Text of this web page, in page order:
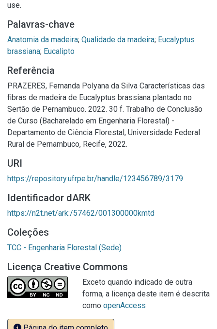
use.
Palavras-chave
Anatomia da madeira; Qualidade da madeira; Eucalyptus
brassiana; Eucalipto
Referência
PRAZERES, Fernanda Polyana da Silva Características das
fibras de madeira de Eucalyptus brassiana plantado no
Sertão de Pernambuco. 2022. 30 f. Trabalho de Conclusão
de Curso (Bacharelado em Engenharia Florestal) -
Departamento de Ciência Florestal, Universidade Federal
Rural de Pernambuco, Recife, 2022.
URI
https://repository.ufrpe.br/handle/123456789/3179
Identificador dARK
https://n2t.net/ark:/57462/001300000kmtd
Coleções
TCC - Engenharia Florestal (Sede)
Licença Creative Commons
Exceto quando indicado de outra
forma, a licença deste item é descrita
como openAccess